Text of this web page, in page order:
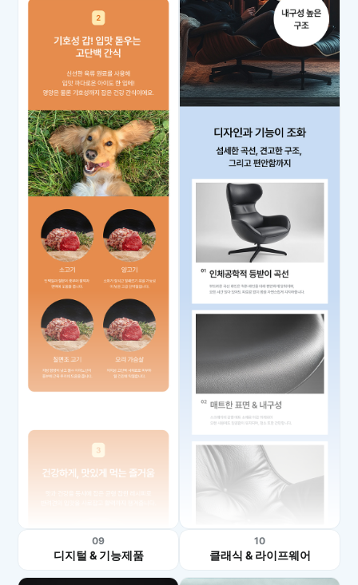
09
디지털 & 기능제품
10
클래식 & 라이프웨어